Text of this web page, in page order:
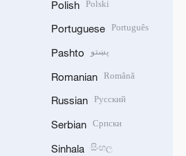
Polish Polski
Portuguese Português
Pashto پښتو
Romanian Română
Russian Русский
Serbian Српски
Sinhala සිංහල